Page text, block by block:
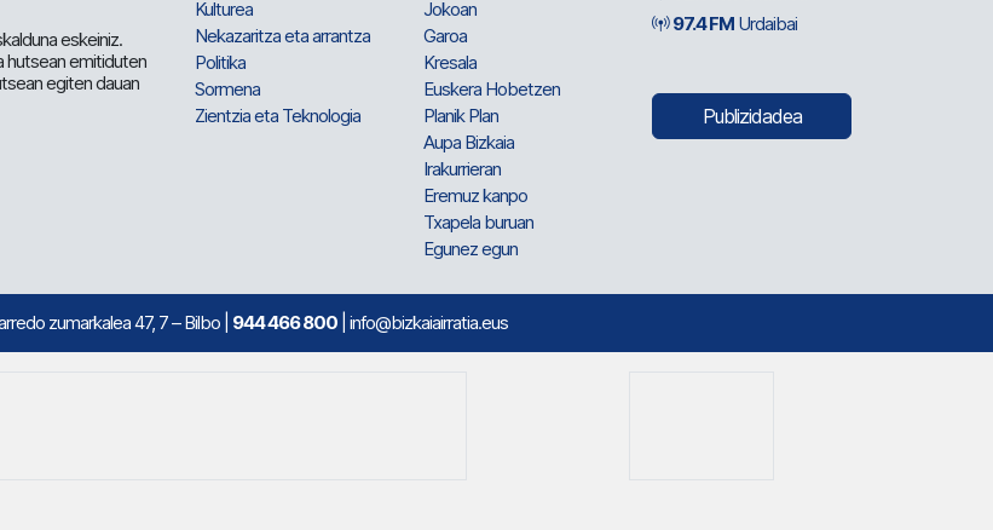
eskeiniz.
hutsean emitiduten
egiten dauan
Kulturea
Nekazaritza eta arrantza
Politika
Sormena
Zientzia eta Teknologia
Jokoan
Garoa
Kresala
Euskera Hobetzen
Planik Plan
Aupa Bizkaia
Irakurrieran
Eremuz kanpo
Txapela buruan
Egunez egun
97.4 FM Urdaibai
Publizidadea
zumarkalea 47, 7 – Bilbo | 944 466 800 | info@bizkaiairratia.eus